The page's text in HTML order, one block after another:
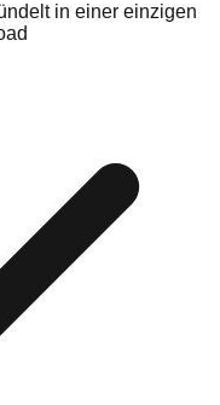
in einer einzigen